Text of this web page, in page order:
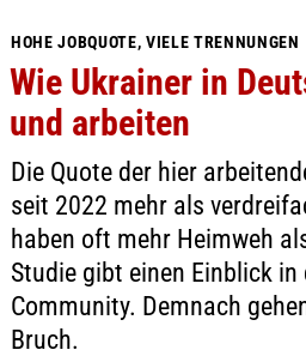
HOHE JOBQUOTE, VIELE TRENNUNGEN
Wie Ukrainer in
und arbeiten
Die Quote der hier
seit 2022 mehr als
haben oft mehr Heimweh
Studie gibt einen Einblick
Community. Demnach
Bruch.